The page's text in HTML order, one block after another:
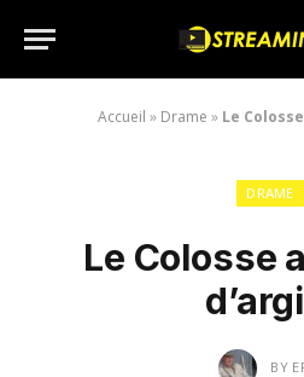
Accueil » Drame » Le
DRAME
Le Colosse
BY